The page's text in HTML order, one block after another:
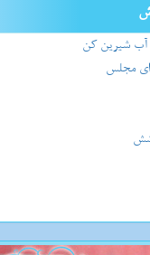
شیرین کن
مجلس